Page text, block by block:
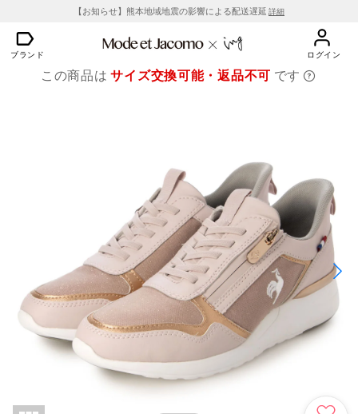
【お知らせ】熊本地域地震の影響による配送遅延 詳細
ブランド ログイン
この商品はサイズ交換可能・返品不可 です